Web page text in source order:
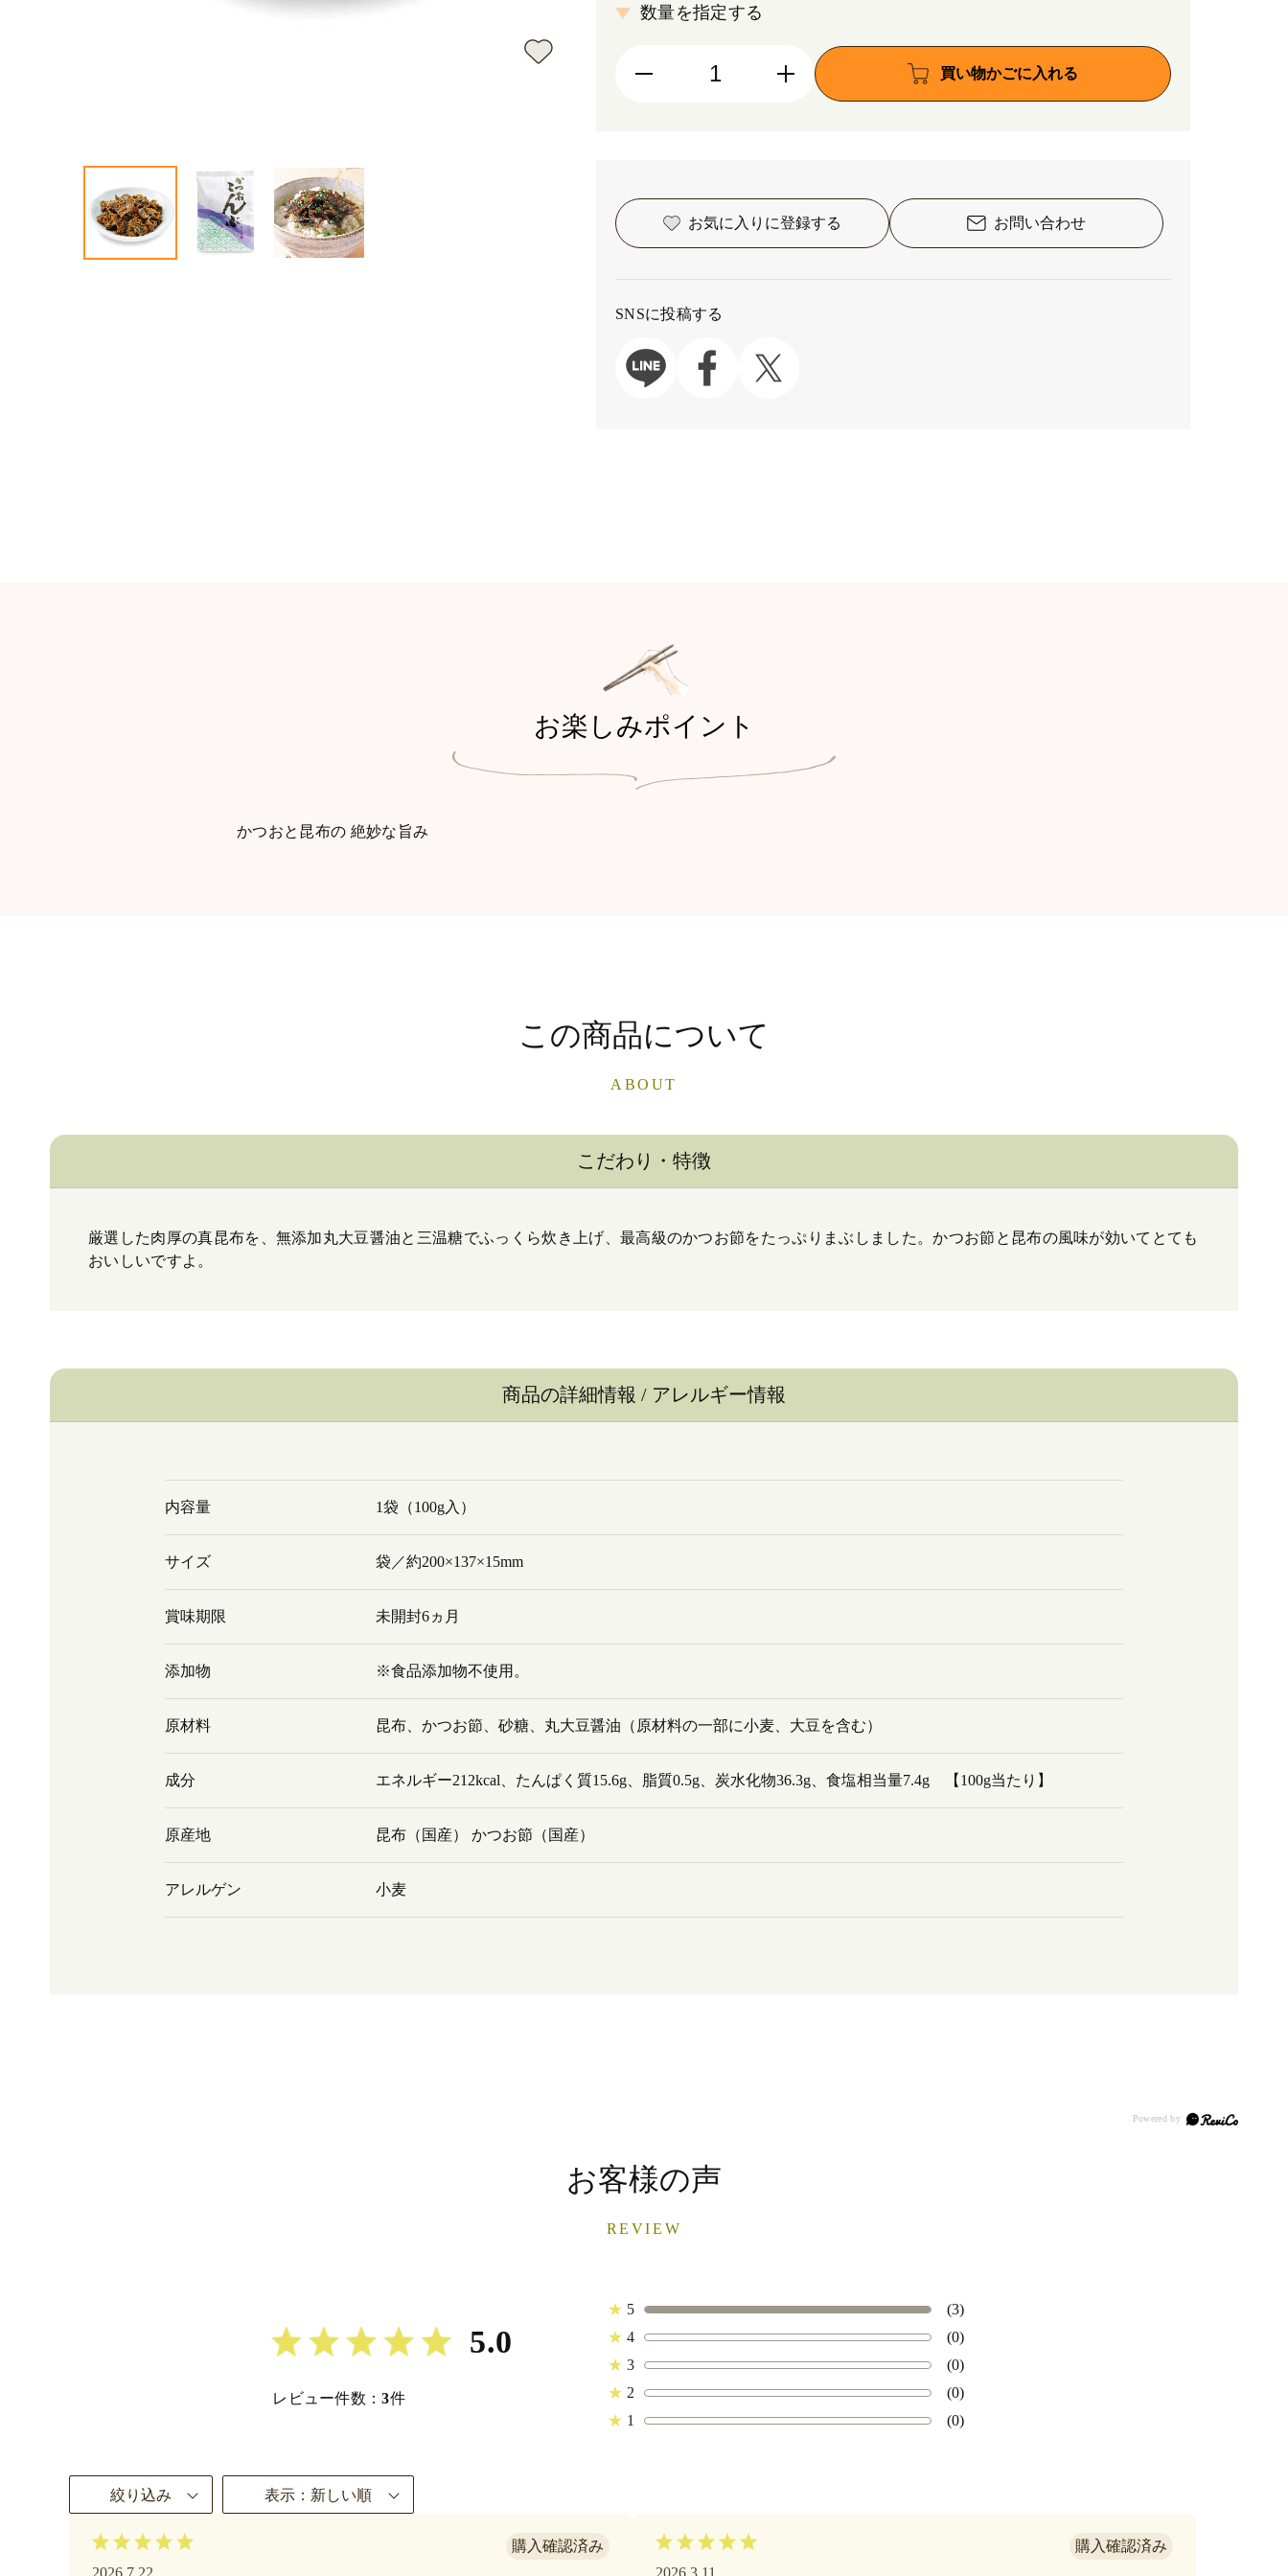
数量を指定する
買い物かごに入れる
お気に入りに登録する お問い合わせ
SNSに投稿する
お楽しみポイント
かつおと昆布の 絶妙な旨み
この商品について
ABOUT
こだわり・特徴
厳選した肉厚の真昆布を、無添加丸大豆醤油と三温糖でふっくら炊き上げ、最高級のかつお節をたっぷりまぶしました。かつお節と昆布の風味が効いてとても
おいしいですよ。
商品の詳細情報 / アレルギー情報
内容量 1袋（100g入）
サイズ 袋／約200×137×15mm
賞味期限 未開封6ヵ月
添加物 ※食品添加物不使用。
原材料 昆布、かつお節、砂糖、丸大豆醤油（原材料の一部に小麦、大豆を含む）
成分 エネルギー212kcal、たんぱく質15.6g、脂質0.5g、炭水化物36.3g、食塩相当量7.4g 【100g当たり】
原産地 昆布（国産） かつお節（国産）
アレルゲン 小麦
お客様の声
REVIEW
5.0
レビュー件数：3件
★ 5
(3)
★ 4
(0)
★ 3
(0)
★ 2
(0)
★ 1 (0)
絞り込み 表示：新しい順
2026.7.22 2026.3.11